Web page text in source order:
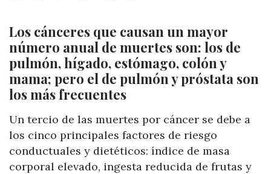
Los cánceres que causan un mayor
número anual de muertes son: los de
pulmón, hígado, estómago, colón y
mama; pero el de pulmón y próstata son
los más frecuentes
Un tercio de las muertes por cáncer se debe a
los cinco principales factores de riesgo
conductuales y dietéticos: índice de masa
corporal elevado, ingesta reducida de frutas y